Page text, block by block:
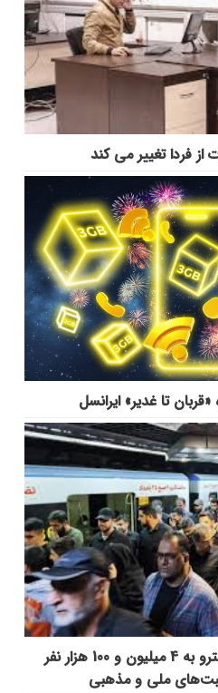
از فردا تغییر می کند
«قربان تا غدیر» ایرانسل
خدمات‌دهي مترو به 4 ميليون و 100 هزار نفر
ملي و مذهبي